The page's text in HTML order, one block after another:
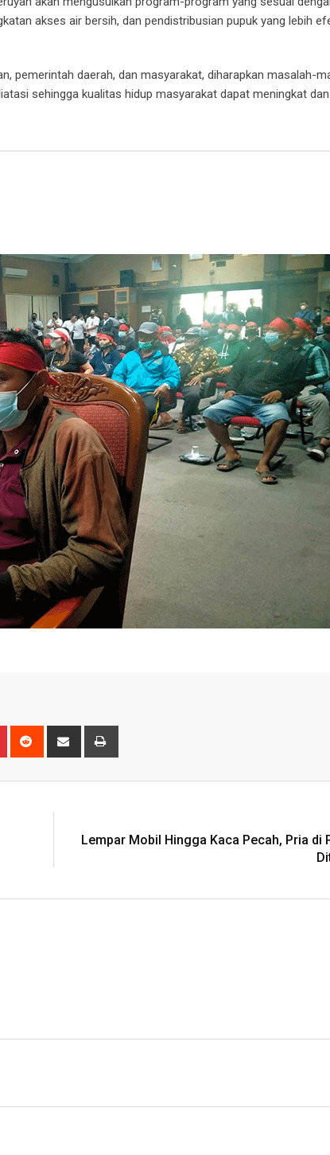
akses air bersih, dan pendistribusian pupuk yang lebih
pemerintah daerah, dan masyarakat, diharapkan masalah-
sehingga kualitas hidup masyarakat dapat meningkat
Pinterest Reddit
Share
Lempar Mobil Hingga Kaca Pecah, Pria di